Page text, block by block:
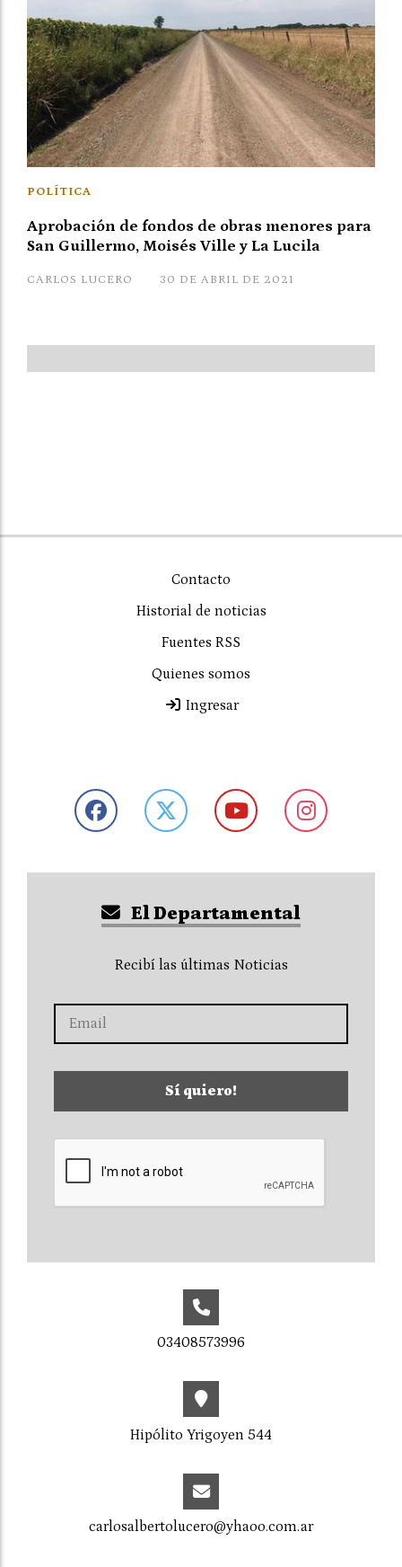
Aprobación de fondos de obras menores para
San Guillermo, Moisés Ville y La Lucila
CARLOS LUCERO
POLÍTICA
30 DE ABRIL DE 2021
Contacto
Historial de noticias
Fuentes RSS
Quienes somos
Ingresar
El Departamental
Recibí las últimas Noticias
Sí quiero!
03408573996
Hipólito Yrigoyen 544
carlosalbertolucero@yhaoo.com.ar